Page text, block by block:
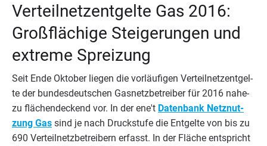
Ver­teil­netz­ent­gel­te Gas 2016:
Groß­flä­chi­ge Stei­ge­run­gen und
extre­me Spreizung
Seit Ende Okto­ber lie­gen die vor­läu­fi­gen Ver­teil­netz­ent­gel­
te der bun­des­deut­schen Gas­netz­be­trei­ber für2016 nahe­
zu flä­chen­de­ckend vor. In der ene't Daten­bank Netz­nut­
zung Gas sind je nach Druck­stu­fe die Ent­gel­te von bis zu
690 Ver­teil­netz­be­trei­bern erfasst. In der Flä­che ent­spricht